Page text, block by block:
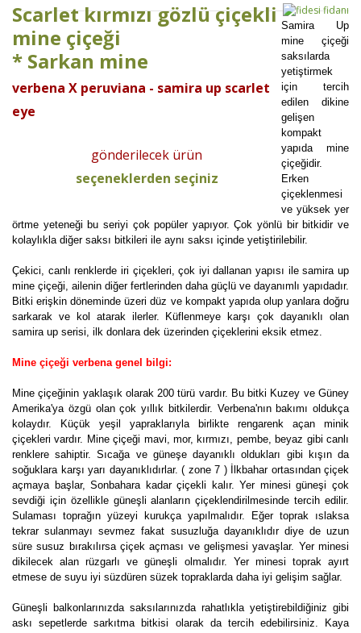
Scarlet kırmızı gözlü çiçekli
mine çiçeği
* Sarkan mine
verbena X peruviana - samira up scarlet
eye
gönderilecek ürün
seçeneklerden seçiniz
Samira Up
mine çiçeği
saksılarda
yetiştirmek
için tercih
edilen dikine
gelişen
kompakt
yapıda mine
çiçeğidir.
Erken
çiçeklenmesi
ve yüksek yer
örtme yeteneği bu seriyi çok popüler yapıyor. Çok yönlü bir bitkidir ve
kolaylıkla diğer saksı bitkileri ile aynı saksı içinde yetiştirilebilir.
Çekici, canlı renklerde iri çiçekleri, çok iyi dallanan yapısı ile samira up
mine çiçeği, ailenin diğer fertlerinden daha güçlü ve dayanımlı yapıdadır.
Bitki erişkin döneminde üzeri düz ve kompakt yapıda olup yanlara doğru
sarkarak ve kol atarak ilerler. Küflenmeye karşı çok dayanıklı olan
samira up serisi, ilk donlara dek üzerinden çiçeklerini eksik etmez.
Mine çiçeği verbena genel bilgi:
Mine çiçeğinin yaklaşık olarak 200 türü vardır. Bu bitki Kuzey ve Güney
Amerika'ya özgü olan çok yıllık bitkilerdir. Verbena'nın bakımı oldukça
kolaydır. Küçük yeşil yapraklarıyla birlikte rengarenk açan minik
çiçekleri vardır. Mine çiçeği mavi, mor, kırmızı, pembe, beyaz gibi canlı
renklere sahiptir. Sıcağa ve güneşe dayanıklı oldukları gibi kışın da
soğuklara karşı yarı dayanıklıdırlar. ( zone 7 ) İlkbahar ortasından çiçek
açmaya başlar, Sonbahara kadar çiçekli kalır. Yer minesi güneşi çok
sevdiği için özellikle güneşli alanların çiçeklendirilmesinde tercih edilir.
Sulaması toprağın yüzeyi kurukça yapılmalıdır. Eğer toprak ıslaksa
tekrar sulanmayı sevmez fakat susuzluğa dayanıklıdır diye de uzun
süre susuz bırakılırsa çiçek açması ve gelişmesi yavaşlar. Yer minesi
dikilecek alan rüzgarlı ve güneşli olmalıdır. Yer minesi toprak ayırt
etmese de suyu iyi süzdüren süzek topraklarda daha iyi gelişim sağlar.
Güneşli balkonlarınızda saksılarınızda rahatlıkla yetiştirebildiğiniz gibi
askı sepetlerde sarkıtma bitkisi olarak da tercih edebilirsiniz. Kaya